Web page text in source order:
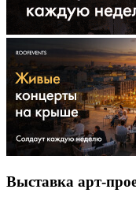
Выставка арт-